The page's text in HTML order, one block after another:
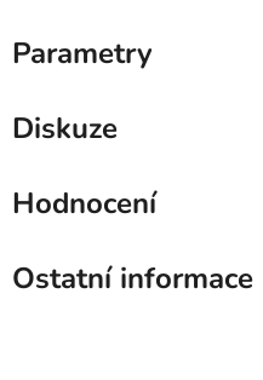
Parametry
Diskuze
Hodnocení
Ostatní informace